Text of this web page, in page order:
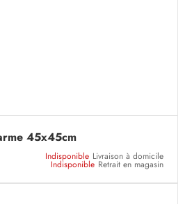
45x45cm
Indisponible Livraison à domicile
Indisponible Retrait en magasin